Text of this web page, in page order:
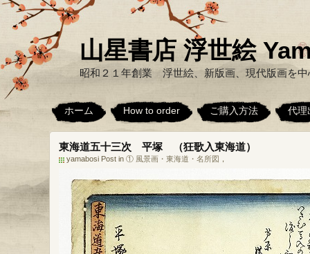
山星書店 浮世絵
昭和２１年創業 浮世絵、新版画、現代版画を
ホーム How to order ご購入方法 代理
東海道五十三次 平塚 （狂歌入東海道）
yamabosi Post in ① 風景画・東海道・名所図 ，